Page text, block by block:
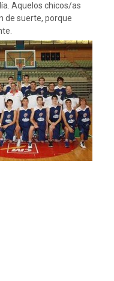
Aquelos chicos/as
de suerte, porque